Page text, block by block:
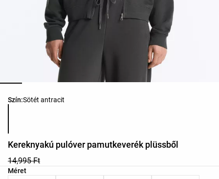
Szín:Sötét antracit
Termékszínek listája
Kereknyakú pulóver pamutkeverék plüssből
14,995 Ft
Méret
Termékméretek listája